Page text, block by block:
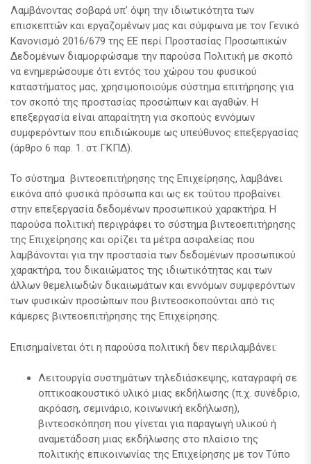
Λαμβάνοντας σοβαρά υπ’ όψη την ιδιωτικότητα των
επισκεπτών και εργαζομένων μας και σύμφωνα με τον Γενικό
Κανονισμό 2016/679 της ΕΕ περί Προστασίας Προσωπικών
Δεδομένων διαμορφώσαμε την παρούσα Πολιτική με σκοπό
να ενημερώσουμε ότι εντός του χώρου του φυσικού
καταστήματος μας, χρησιμοποιούμε σύστημα επιτήρησης για
τον σκοπό της προστασίας προσώπων και αγαθών. Η
επεξεργασία είναι απαραίτητη για σκοπούς εννόμων
συμφερόντων που επιδιώκουμε ως υπεύθυνος επεξεργασίας
(άρθρο 6 παρ. 1. στ ΓΚΠΔ).
Το σύστημα βιντεοεπιτήρησης της Επιχείρησης, λαμβάνει
εικόνα από φυσικά πρόσωπα και ως εκ τούτου προβαίνει
στην επεξεργασία δεδομένων προσωπικού χαρακτήρα. Η
παρούσα πολιτική περιγράφει το σύστημα βιντεοεπιτήρησης
της Επιχείρησης και ορίζει τα μέτρα ασφαλείας που
λαμβάνονται για την προστασία των δεδομένων προσωπικού
χαρακτήρα, του δικαιώματος της ιδιωτικότητας και των
άλλων θεμελιωδών δικαιωμάτων και εννόμων συμφερόντων
των φυσικών προσώπων που βιντεοσκοπούνται από τις
κάμερες βιντεοεπιτήρησης της Επιχείρησης.
Επισημαίνεται ότι η παρούσα πολιτική δεν περιλαμβάνει:
Λειτουργία συστημάτων τηλεδιάσκεψης, καταγραφή σε
οπτικοακουστικό υλικό μιας εκδήλωσης (π.χ. συνέδριο,
ακρόαση, σεμινάριο, κοινωνική εκδήλωση),
βιντεοσκόπηση που γίνεται για παραγωγή υλικού ή
αναμετάδοση μιας εκδήλωσης στο πλαίσιο της
πολιτικής επικοινωνίας της Επιχείρησης με τον Τύπο